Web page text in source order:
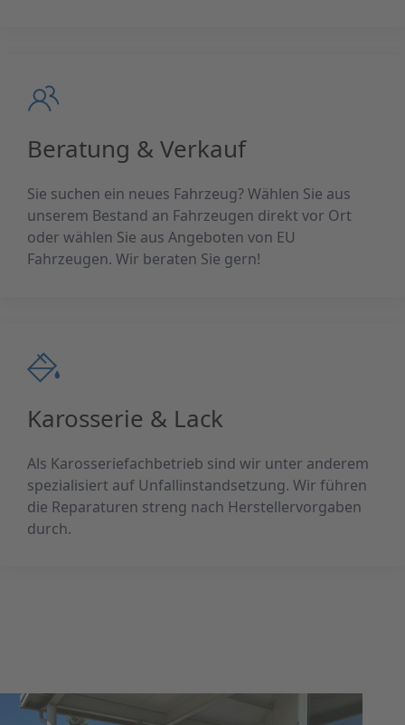
Beratung & Verkauf
Sie suchen ein neues Fahrzeug? Wählen Sie aus
unserem Bestand an Fahrzeugen direkt vor Ort
oder wählen Sie aus Angeboten von EU
Fahrzeugen. Wir beraten Sie gern!
Karosserie & Lack
Als Karosseriefachbetrieb sind wir unter anderem
spezialisiert auf Unfallinstandsetzung. Wir führen
die Reparaturen streng nach Herstellervorgaben
durch.